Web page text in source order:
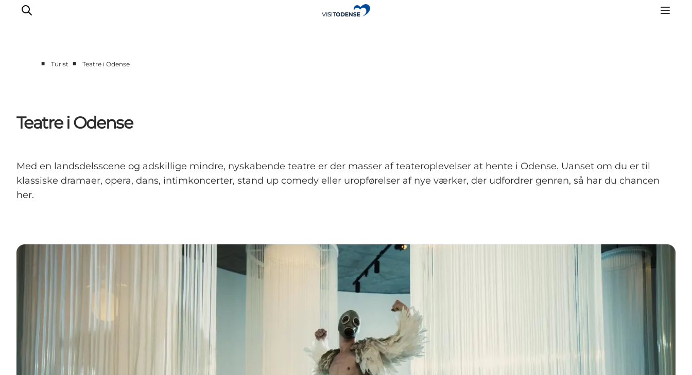
Planlæg din tur
Inspiration
■ Turist ■ Teatre i Odense
Teatre i Odense
Med en landsdelsscene og adskillige mindre, nyskabende teatre er der masser af teateroplevelser at hente i Odense. Uanset om du er til
klassiske dramaer, opera, dans, intimkoncerter, stand up comedy eller uropførelser af nye værker, der udfordrer genren, så har du chancen
her.